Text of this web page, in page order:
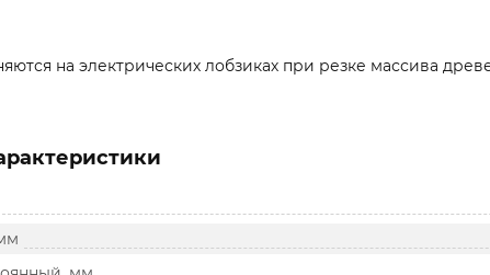
на электрических лобзиках при резке массива